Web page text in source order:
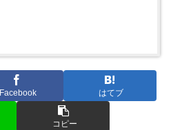
Facebook はてブ
コピー